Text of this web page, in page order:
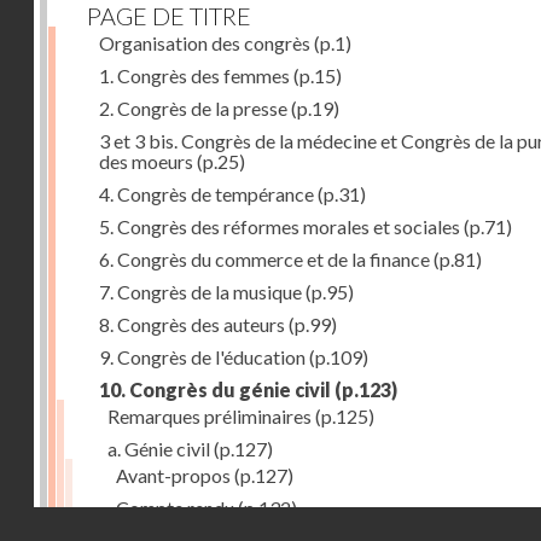
PAGE DE TITRE
Organisation des congrès (p.1)
1. Congrès des femmes (p.15)
2. Congrès de la presse(p.19)
3 et 3 bis. Congrès de la médecine et Congrès de la
des moeurs (p.25)
4. Congrès de tempérance(p.31)
5. Congrès des réformes morales et sociales (p.71)
6. Congrès du commerce et de la finance(p.81)
7. Congrès de la musique(p.95)
8. Congrès des auteurs (p.99)
9. Congrès de l'éducation(p.109)
10. Congrès du génie civil (p.123)
Remarques préliminaires (p.125)
a. Génie civil(p.127)
Avant-propos (p.127)
Compte rendu(p.132)